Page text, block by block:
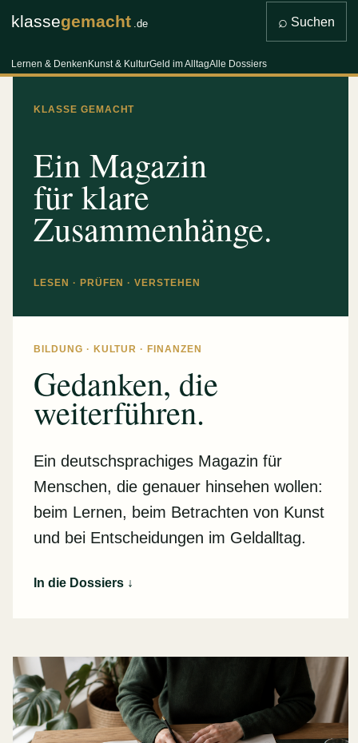
klassegemacht .de
Lernen & Denken Kunst & KulturGeld im AlltagAlle Dossiers
⌕ Suchen
KLASSE GEMACHT
Ein Magazin
für klare
Zusammenhänge.
LESEN · PRÜFEN · VERSTEHEN
BILDUNG · KULTUR · FINANZEN
Gedanken, die
weiterführen.
Ein deutschsprachiges Magazin für
Menschen, die genauer hinsehen wollen:
beim Lernen, beim Betrachten von Kunst
und bei Entscheidungen im Geldalltag.
In die Dossiers ↓